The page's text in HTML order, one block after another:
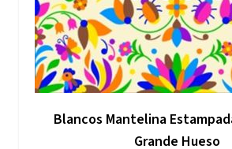
Blancos Mantelina
Grande Hueso